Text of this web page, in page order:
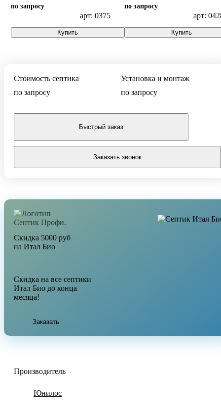
по запросу
арт: 0375
Купить
по запросу
арт:
Купить
Стоимость септика
по запросу
Быстрый заказ
Заказать звонок
Установка и монтаж
по запросу
Скидка 5000 руб
на Итал Био
Скидка на все септики
Итал Био до конца
месяца!
Заказать
Производитель
Юнилос